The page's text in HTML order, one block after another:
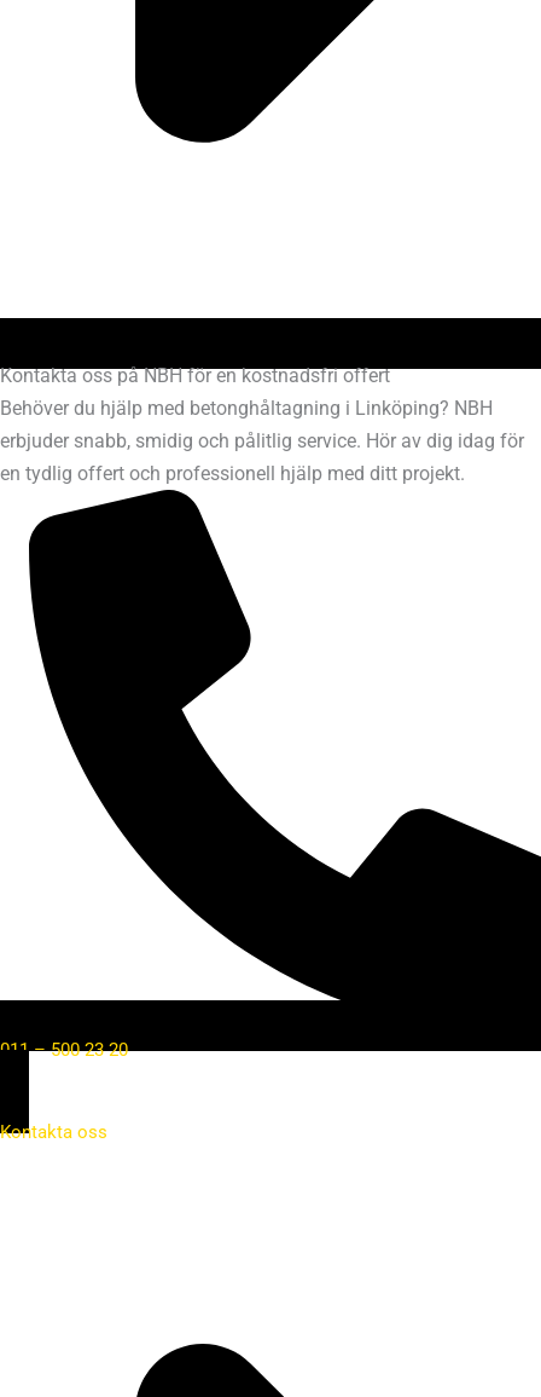
Kontakta oss på NBH för en kostnadsfri offert
Behöver du hjälp med betonghåltagning i Linköping? NBH
erbjuder snabb, smidig och pålitlig service. Hör av dig idag för
en tydlig offert och professionell hjälp med ditt projekt.
011 – 500 23 20
Kontakta oss